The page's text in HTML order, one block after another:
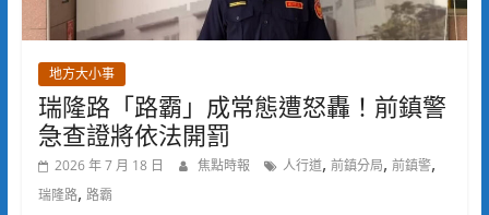
地方大小事
瑞隆路「路霸」成常態遭怒轟！前鎮警
急查證將依法開罰
2026 年 7 月 18 日 焦點時報 人行道, 前鎮分局, 前鎮警,
瑞隆路, 路霸